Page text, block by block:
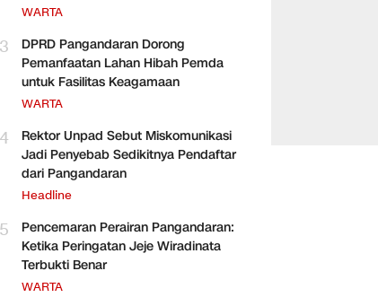
WARTA
DPRD Pangandaran Dorong
Pemanfaatan Lahan Hibah Pemda
untuk Fasilitas Keagamaan
WARTA
Rektor Unpad Sebut Miskomunikasi
Jadi Penyebab Sedikitnya Pendaftar
dari Pangandaran
Headline
Pencemaran Perairan Pangandaran:
Ketika Peringatan Jeje Wiradinata
Terbukti Benar
WARTA